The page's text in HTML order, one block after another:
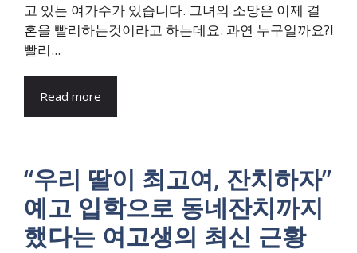
고 있는 여가수가 있습니다. 그녀의 소망은 이제 결
혼을 빨리하는것이라고 하는데요. 과연 누구일까요?!
빨리...
Read more
“우리 딸이 최고여, 잔치하자”
예고 입학으로 동네잔치까지
했다는 여고생의 최신 근황